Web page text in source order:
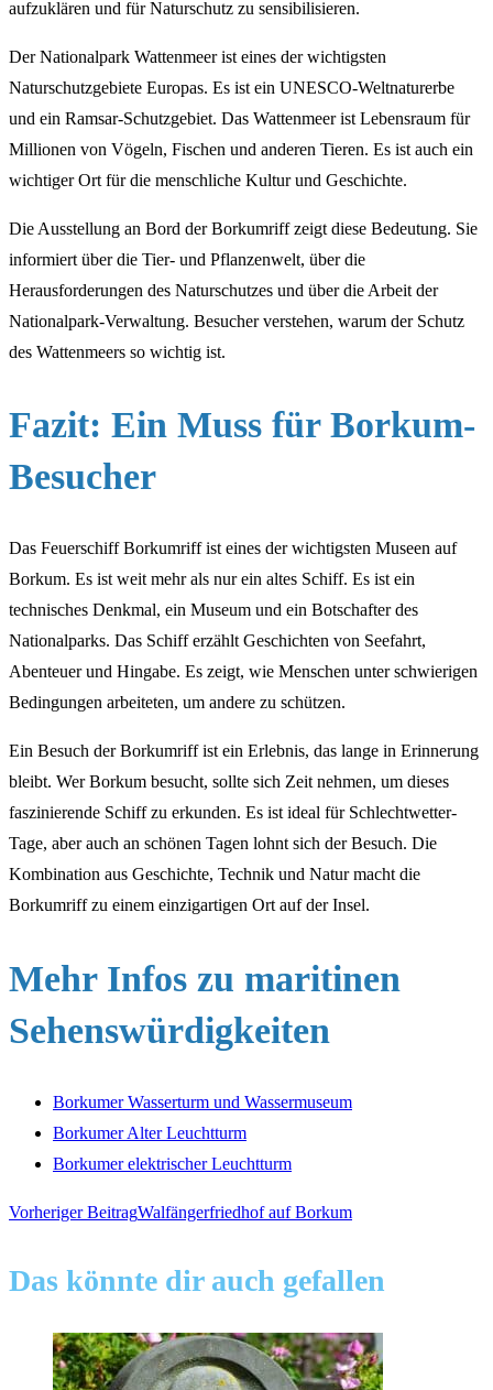
aufzuklären und für Naturschutz zu sensibilisieren.
Der Nationalpark Wattenmeer ist eines der wichtigsten
Naturschutzgebiete Europas. Es ist ein UNESCO-Weltnaturerbe
und ein Ramsar-Schutzgebiet. Das Wattenmeer ist Lebensraum für
Millionen von Vögeln, Fischen und anderen Tieren. Es ist auch ein
wichtiger Ort für die menschliche Kultur und Geschichte.
Die Ausstellung an Bord der Borkumriff zeigt diese Bedeutung. Sie
informiert über die Tier- und Pflanzenwelt, über die
Herausforderungen des Naturschutzes und über die Arbeit der
Nationalpark-Verwaltung. Besucher verstehen, warum der Schutz
des Wattenmeers so wichtig ist.
Fazit: Ein Muss für Borkum-
Besucher
Das Feuerschiff Borkumriff ist eines der wichtigsten Museen auf
Borkum. Es ist weit mehr als nur ein altes Schiff. Es ist ein
technisches Denkmal, ein Museum und ein Botschafter des
Nationalparks. Das Schiff erzählt Geschichten von Seefahrt,
Abenteuer und Hingabe. Es zeigt, wie Menschen unter schwierigen
Bedingungen arbeiteten, um andere zu schützen.
Ein Besuch der Borkumriff ist ein Erlebnis, das lange in Erinnerung
bleibt. Wer Borkum besucht, sollte sich Zeit nehmen, um dieses
faszinierende Schiff zu erkunden. Es ist ideal für Schlechtwetter-
Tage, aber auch an schönen Tagen lohnt sich der Besuch. Die
Kombination aus Geschichte, Technik und Natur macht die
Borkumriff zu einem einzigartigen Ort auf der Insel.
Mehr Infos zu maritinen
Sehenswürdigkeiten
Borkumer Wasserturm und Wassermuseum
Borkumer Alter Leuchtturm
Borkumer elektrischer Leuchtturm
Weitere
Artikel
ansehen
Vorheriger BeitragWalfängerfriedhof auf Borkum
Das könnte dir auch gefallen